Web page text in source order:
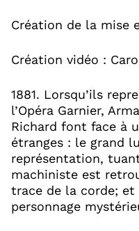
Création de la mise
Création vidéo :
1881. Lorsqu’ils
l’Opéra Garnier,
Richard font face à
étranges : le grand
représentation,
machiniste est
trace de la corde; et
personnage